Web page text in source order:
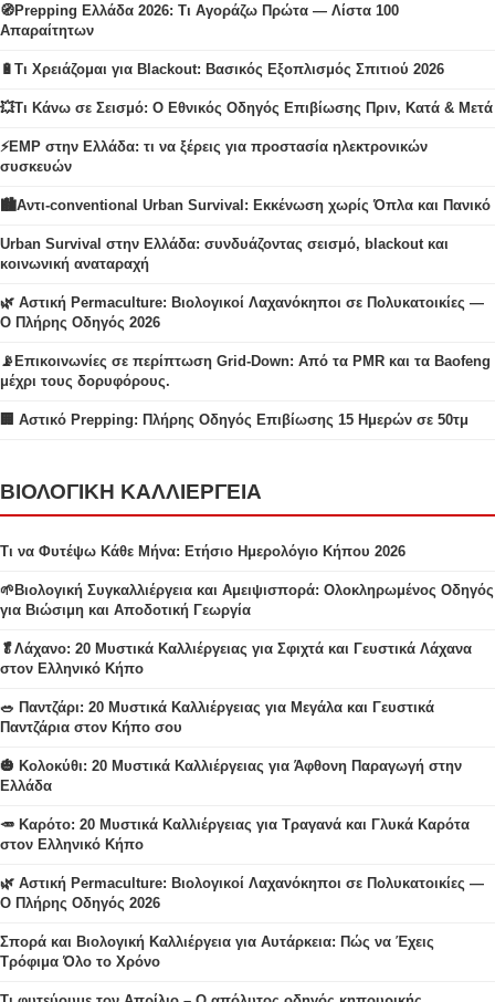
🧭Prepping Ελλάδα 2026: Τι Αγοράζω Πρώτα — Λίστα 100
Απαραίτητων
🔋Τι Χρειάζομαι για Blackout: Βασικός Εξοπλισμός Σπιτιού 2026
💥Τι Κάνω σε Σεισμό: Ο Εθνικός Οδηγός Επιβίωσης Πριν, Κατά & Μετά
⚡EMP στην Ελλάδα: τι να ξέρεις για προστασία ηλεκτρονικών
συσκευών
🏙️Αντι-conventional Urban Survival: Εκκένωση χωρίς Όπλα και Πανικό
Urban Survival στην Ελλάδα: συνδυάζοντας σεισμό, blackout και
κοινωνική αναταραχή
🌿 Αστική Permaculture: Βιολογικοί Λαχανόκηποι σε Πολυκατοικίες —
Ο Πλήρης Οδηγός 2026
📡Επικοινωνίες σε περίπτωση Grid-Down: Από τα PMR και τα Baofeng
μέχρι τους δορυφόρους.
🏢 Αστικό Prepping: Πλήρης Οδηγός Επιβίωσης 15 Ημερών σε 50τμ
ΒΙΟΛΟΓΙΚΗ ΚΑΛΛΙΕΡΓΕΙΑ
Τι να Φυτέψω Κάθε Μήνα: Ετήσιο Ημερολόγιο Κήπου 2026
🌱Βιολογική Συγκαλλιέργεια και Αμειψισπορά: Ολοκληρωμένος Οδηγός
για Βιώσιμη και Αποδοτική Γεωργία
🥬Λάχανο: 20 Μυστικά Καλλιέργειας για Σφιχτά και Γευστικά Λάχανα
στον Ελληνικό Κήπο
🥗 Παντζάρι: 20 Μυστικά Καλλιέργειας για Μεγάλα και Γευστικά
Παντζάρια στον Κήπο σου
🎃 Κολοκύθι: 20 Μυστικά Καλλιέργειας για Άφθονη Παραγωγή στην
Ελλάδα
🥕 Καρότο: 20 Μυστικά Καλλιέργειας για Τραγανά και Γλυκά Καρότα
στον Ελληνικό Κήπο
🌿 Αστική Permaculture: Βιολογικοί Λαχανόκηποι σε Πολυκατοικίες —
Ο Πλήρης Οδηγός 2026
Σπορά και Βιολογική Καλλιέργεια για Αυτάρκεια: Πώς να Έχεις
Τρόφιμα Όλο το Χρόνο